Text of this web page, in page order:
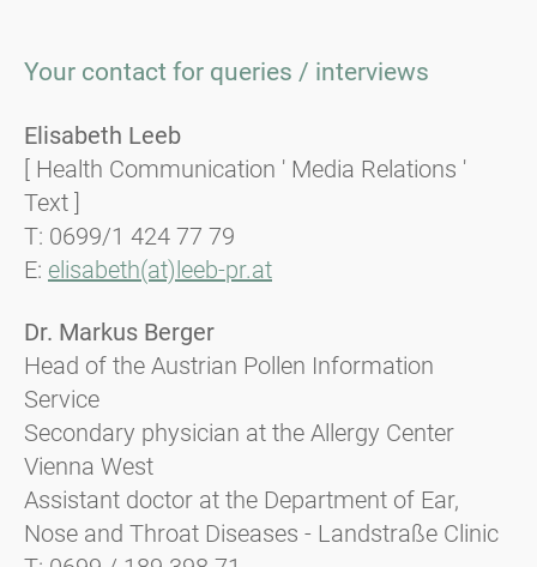
Your contact for queries / interviews
Elisabeth Leeb
[ Health Communication ' Media Relations '
Text ]
T: 0699/1 424 77 79
E: elisabeth(at)leeb-pr.at
Dr. Markus Berger
Head of the Austrian Pollen Information
Service
Secondary physician at the Allergy Center
Vienna West
Assistant doctor at the Department of Ear,
Nose and Throat Diseases - Landstraße Clinic